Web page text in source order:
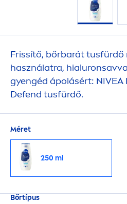
Frissítő, bőrbarát tusfürdő
használatra,
gyengéd ápolásért: NIVEA
Defend tusfürdő.
Méret
250 ml
Bőrtípus